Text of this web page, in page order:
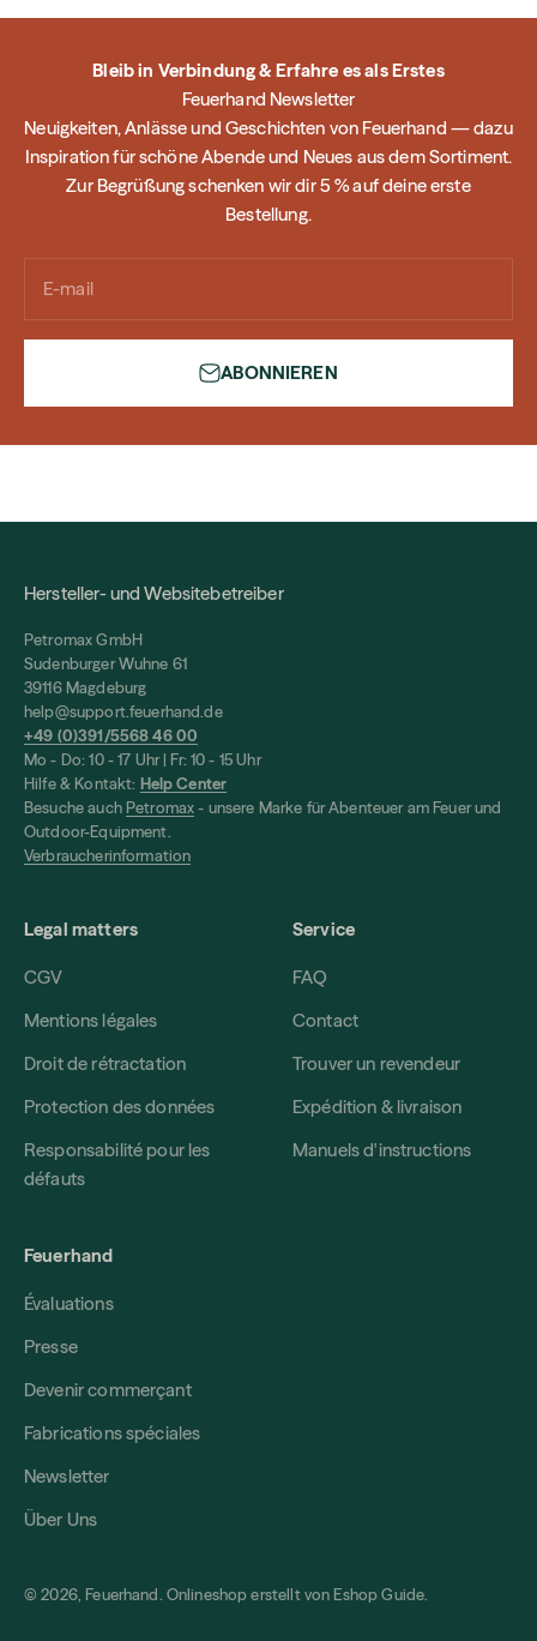
Bleib in Verbindung & Erfahre es als Erstes
Feuerhand Newsletter
Neuigkeiten, Anlässe und Geschichten von Feuerhand — dazu
Inspiration für schöne Abende und Neues aus dem Sortiment.
Zur Begrüßung schenken wir dir 5 % auf deine erste
Bestellung.
E-mail
ABONNIEREN
Hersteller- und Websitebetreiber
Petromax GmbH
Sudenburger Wuhne 61
39116 Magdeburg
help@support.feuerhand.de
+49 (0)391/5568 46 00
Mo - Do: 10 - 17 Uhr | Fr: 10 - 15 Uhr
Hilfe & Kontakt: Help Center
Besuche auch Petromax- unsere Marke für Abenteuer am Feuer und
Outdoor-Equipment.
Verbraucherinformation
Legal matters
CGV
Mentions légales
Droit de rétractation
Protection des données
Responsabilité pour les
défauts
Service
FAQ
Contact
Trouver un revendeur
Expédition & livraison
Manuels d'instructions
Feuerhand
Évaluations
Presse
Devenir commerçant
Fabrications spéciales
Newsletter
Über Uns
© 2026, Feuerhand. Onlineshop erstellt von Eshop Guide.